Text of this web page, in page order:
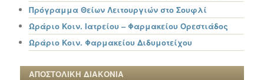
Πρόγραμμα Θείων Λειτουργιών στο Σουφλί
Ωράριο Κοιν. Ιατρείου – Φαρμακείου Ορεστιάδος
Ωράριο Κοιν. Φαρμακείου Διδυμοτείχου
ΑΠΟΣΤΟΛΙΚΗ ΔΙΑΚΟΝΙΑ